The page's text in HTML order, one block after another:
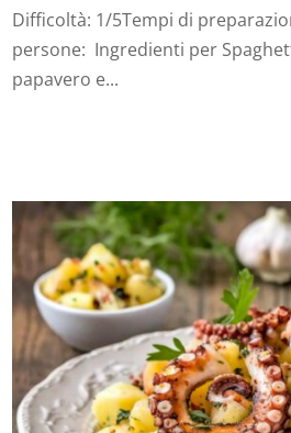
Difficoltà: 1/5Tempi di
persone: Ingredienti per
papavero e...